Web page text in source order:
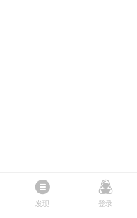
发现 登录